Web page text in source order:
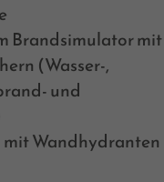
Brandsimulator mit
(Wasser-,
und
Wandhydranten